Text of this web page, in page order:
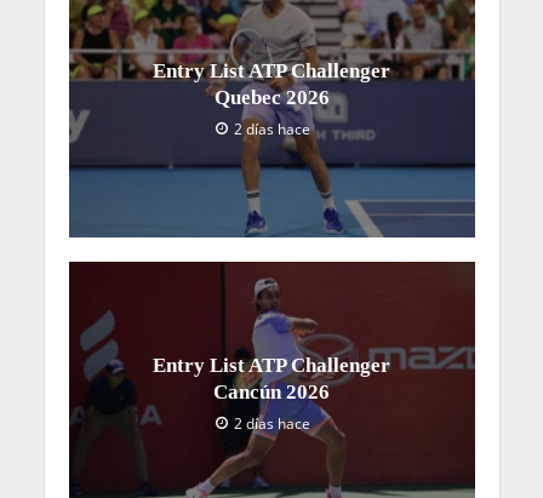
Entry List ATP Challenger
Quebec 2026
2 días hace
Entry List ATP Challenger
Cancún 2026
2 días hace